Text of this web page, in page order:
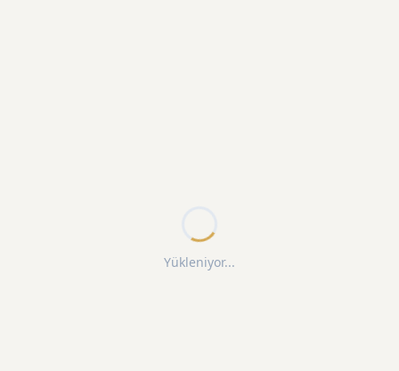
Yükleniyor...